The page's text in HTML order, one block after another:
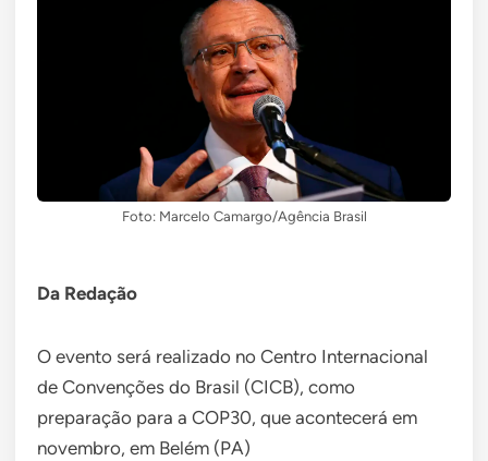
Foto: Marcelo Camargo/Agência Brasil
Da Redação
O evento será realizado no Centro Internacional
de Convenções do Brasil (CICB), como
preparação para a COP30, que acontecerá em
novembro, em Belém (PA)